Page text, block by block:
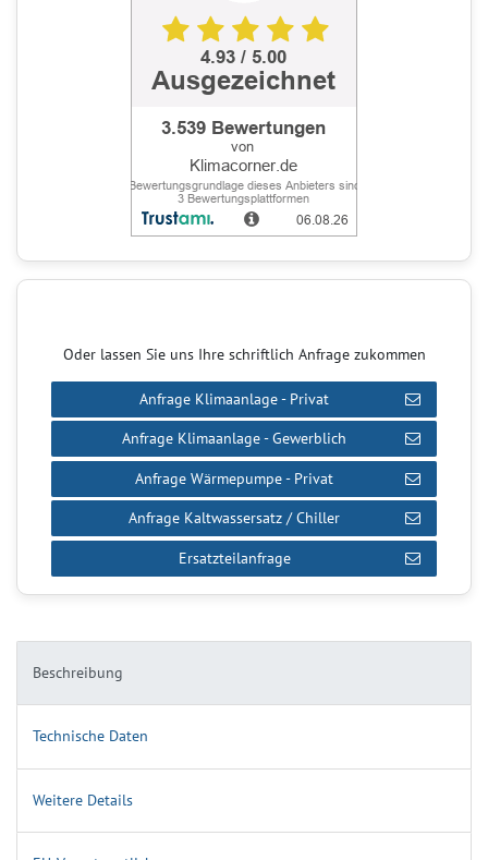
Beschreibung
Technische Daten
Weitere Details
Oder lassen Sie uns Ihre schriftlich Anfrage zukommen
Anfrage Klimaanlage - Privat
Anfrage Klimaanlage - Gewerblich
Anfrage Wärmepumpe - Privat
Anfrage Kaltwassersatz / Chiller
Ersatzteilanfrage